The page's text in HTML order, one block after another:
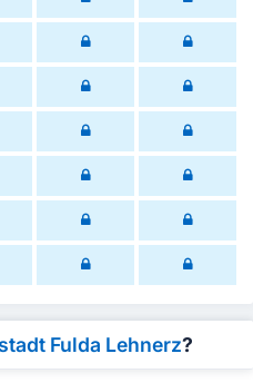
Fulda Lehnerz?